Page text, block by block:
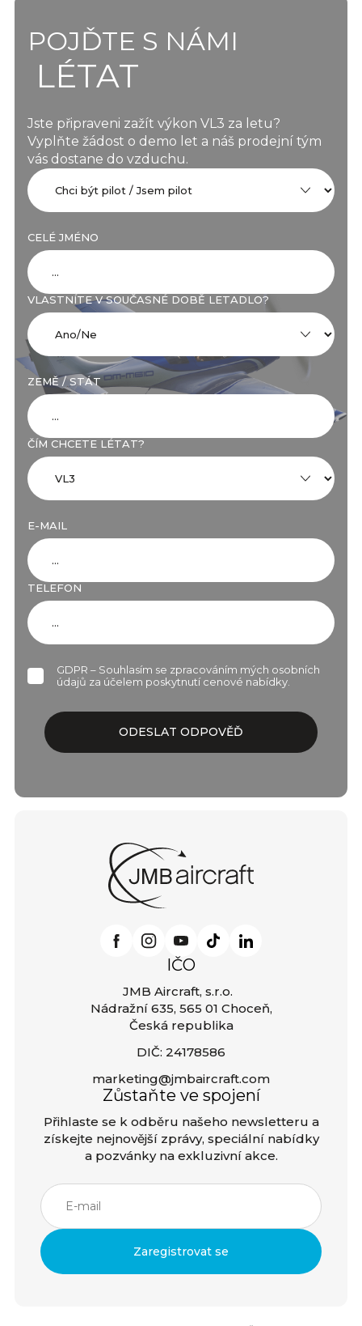
POJĎTE S NÁMI
LÉTAT
Jste připraveni zažít výkon VL3 za letu?
Vyplňte žádost o demo let a náš prodejní tým
vás dostane do vzduchu.
CELÉ JMÉNO
VLASTNÍTE V SOUČASNÉ DOBĚ LETADLO?
ZEMĚ / STÁT
ČÍM CHCETE LÉTAT?
E-MAIL
TELEFON
GDPR – Souhlasím se zpracováním mých osobních
údajů za účelem poskytnutí cenové nabídky.
IČO
JMB Aircraft, s.r.o.
Nádražní 635, 565 01 Choceň,
Česká republika
DIČ: 24178586
marketing@jmbaircraft.com
Zůstaňte ve spojení
Přihlaste se k odběru našeho newsletteru a
získejte nejnovější zprávy, speciální nabídky
a pozvánky na exkluzivní akce.